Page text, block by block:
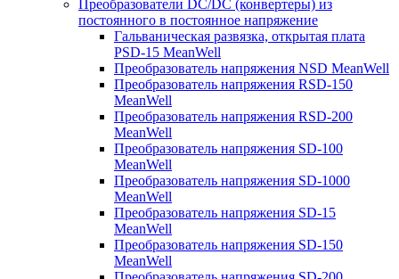
Преобразователи DC/DC (конвертеры) из
постоянного в постоянное напряжение
Гальваническая развязка, открытая плата
PSD-15 MeanWell
Преобразователь напряжения NSD MeanWell
Преобразователь напряжения RSD-150
MeanWell
Преобразователь напряжения RSD-200
MeanWell
Преобразователь напряжения SD-100
MeanWell
Преобразователь напряжения SD-1000
MeanWell
Преобразователь напряжения SD-15
MeanWell
Преобразователь напряжения SD-150
MeanWell